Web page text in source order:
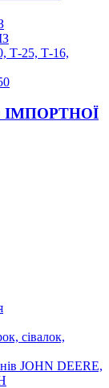
25, Т-16,
сівалок,
JOHN DEERE,